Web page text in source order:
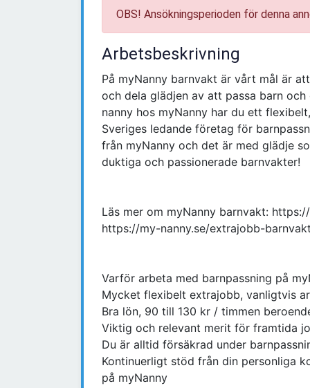
OBS! Ansökningsperioden för denna
Arbetsbeskrivning
På myNanny barnvakt är vårt mål är
och dela glädjen av att passa barn
nanny hos myNanny har du ett
Sveriges ledande företag för
från myNanny och det är med glädje
duktiga och passionerade barnvakter!
Läs mer om myNanny barnvakt:
https://my-nanny.se/extrajobb-
Varför arbeta med barnpassning på
Mycket flexibelt extrajobb, vanligtvis
Bra lön, 90 till 130 kr / timmen
Viktig och relevant merit för framtida
Du är alltid försäkrad under
Kontinuerligt stöd från din personliga
på myNanny